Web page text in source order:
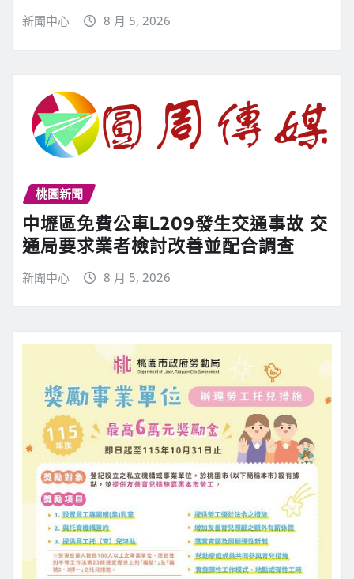
新聞中心 8 月 5, 2026
桃園新聞
中壢區免費公車L209發生交通事故 交
通局要求業者檢討改善並配合調查
新聞中心 8 月 5, 2026